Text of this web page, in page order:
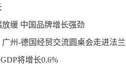
缓 中国品牌增长强劲
州-德国经贸交流圆桌会走进法
将增长0.6%